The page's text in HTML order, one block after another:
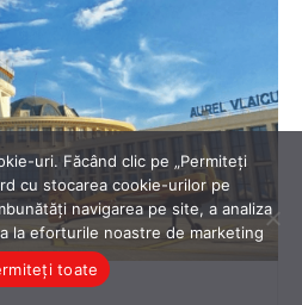
uri. Făcând clic pe „Permiteți
cu stocarea cookie-urilor pe
navigarea pe site, a analiza
la eforturile noastre de marketing
toate